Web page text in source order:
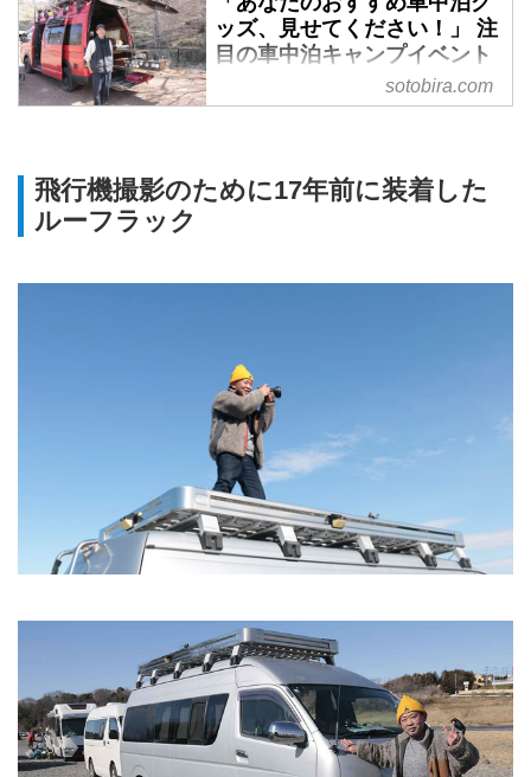
ッズ、見せてください！」 注
目の車中泊キャンプイベント
突撃取材！ - SOTOBIRA
ベントレポ。参加者に聞いたおす
すめ車中泊グッズを紹介。
sotobira.com
飛行機撮影のために17年前に装着した
ルーフラック